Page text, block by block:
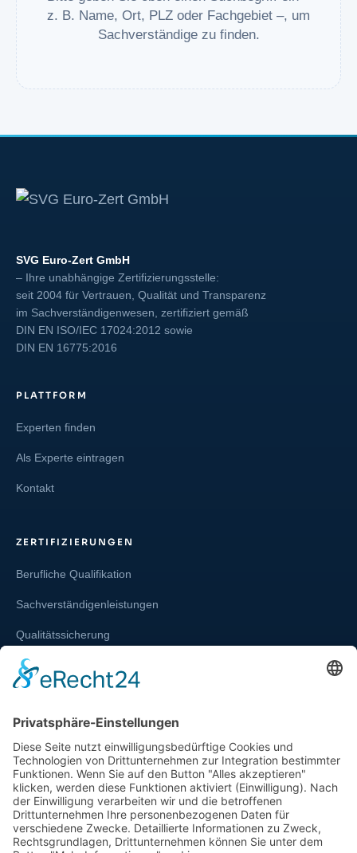
z. B. Name, Ort, PLZ oder Fachgebiet –, um
Sachverständige zu finden.
SVG Euro-Zert GmbH
– Ihre unabhängige Zertifizierungsstelle:
seit 2004 für Vertrauen, Qualität und Transparenz
im Sachverständigenwesen, zertifiziert gemäß
DIN EN ISO/IEC 17024:2012 sowie
DIN EN 16775:2016
PLATTFORM
Experten finden
Als Experte eintragen
Kontakt
ZERTIFIZIERUNGEN
Berufliche Qualifikation
Sachverständigenleistungen
Qualitätssicherung
Weiterbildung und Schulung
SERVICE & RECHT
Infos zur Unparteilichkeit
Kontakt
Beschwerdestelle